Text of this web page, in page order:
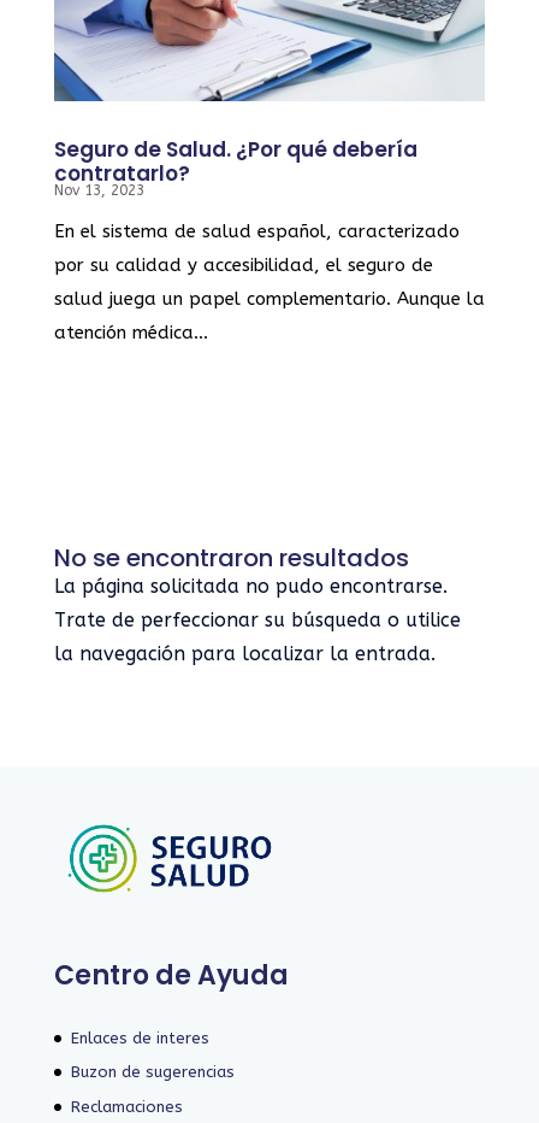
Seguro de Salud. ¿Por qué debería
contratarlo?
Nov 13, 2023
En el sistema de salud español, caracterizado
por su calidad y accesibilidad, el seguro de
salud juega un papel complementario. Aunque la
atención médica...
No se encontraron resultados
La página solicitada no pudo encontrarse.
Trate de perfeccionar su búsqueda o utilice
la navegación para localizar la entrada.
Centro de Ayuda
Enlaces de interes
Buzon de sugerencias
Reclamaciones